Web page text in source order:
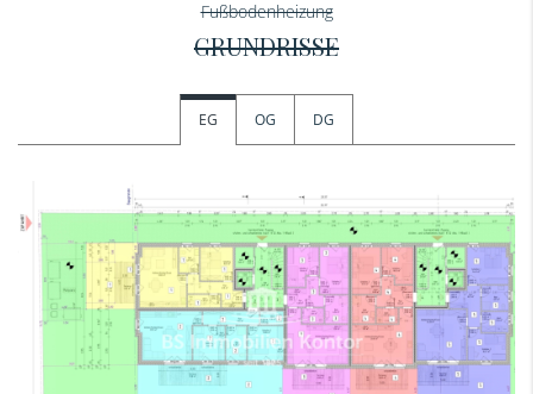
Fußbodenheizung
GRUNDRISSE
EG OG DG